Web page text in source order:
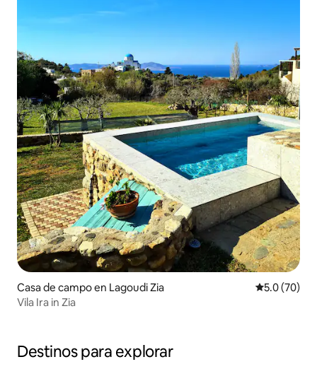
Casa de campo en Lagoudi Zia Calificación
5.0 (70)
Vila Ira in Zia
Destinos para explorar